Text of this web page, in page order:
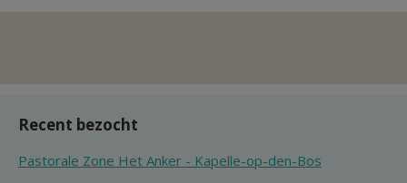
Recent bezocht
Pastorale Zone Het Anker - Kapelle-op-den-Bos